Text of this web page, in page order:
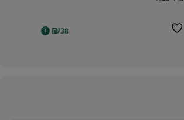
₪38
+